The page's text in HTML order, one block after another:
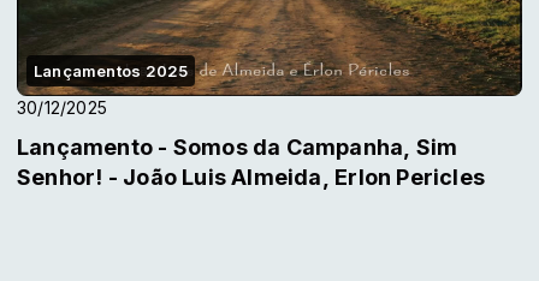
Lançamentos 2025
30/12/2025
Lançamento - Somos da Campanha, Sim
Senhor! - João Luis Almeida, Erlon Pericles